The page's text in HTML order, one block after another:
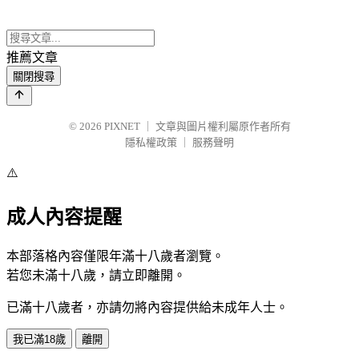
推薦文章
關閉搜尋
© 2026 PIXNET
文章與圖片權利屬原作者所有
隱私權政策
服務聲明
⚠️
成人內容提醒
本部落格內容僅限年滿十八歲者瀏覽。
若您未滿十八歲，請立即離開。
已滿十八歲者，亦請勿將內容提供給未成年人士。
我已滿18歲 離開